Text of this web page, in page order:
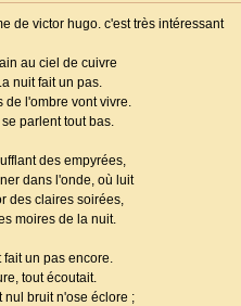
de victor hugo. c'est très intéressant
au ciel de cuivre
nuit fait un pas.
de l'ombre vont vivre.
parlent tout bas.
des empyrées,
dans l'onde, où luit
des claires soirées,
moires de la nuit.
fait un pas encore.
tout écoutait.
nul bruit n'ose éclore ;